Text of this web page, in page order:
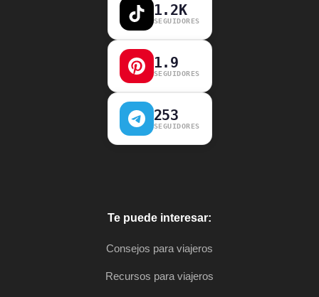
1.2K
SEGUIDORES
1.9
SEGUIDORES
253
SEGUIDORES
Te puede interesar:
Consejos para viajeros
Recursos para viajeros